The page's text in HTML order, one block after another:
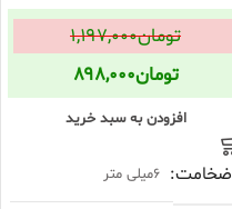
تومان۱,۱۹۷,۰۰۰
تومان۸۹۸,۰۰۰
افزودن به سبد خرید
ضخامت 6میلی متر